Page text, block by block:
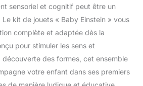
sensoriel et cognitif peut être un
kit de jouets « Baby Einstein » vous
complète et adaptée dès la
pour stimuler les sens et
découverte des formes, cet ensemble
votre enfant dans ses premiers